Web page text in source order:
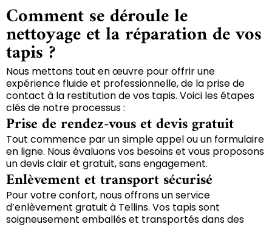
Comment se déroule le
nettoyage et la réparation de vos
tapis ?
Nous mettons tout en œuvre pour offrir une
expérience fluide et professionnelle, de la prise de
contact à la restitution de vos tapis. Voici les étapes
clés de notre processus :
Prise de rendez-vous et devis gratuit
Tout commence par un simple appel ou un formulaire
en ligne. Nous évaluons vos besoins et vous proposons
un devis clair et gratuit, sans engagement.
Enlèvement et transport sécurisé
Pour votre confort, nous offrons un service
d’enlèvement gratuit à Tellins. Vos tapis sont
soigneusement emballés et transportés dans des